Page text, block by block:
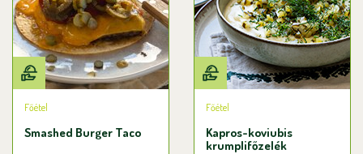
Főétel
Smashed Burger Taco
Főétel
Kapros-koviubis
krumplifőzelék